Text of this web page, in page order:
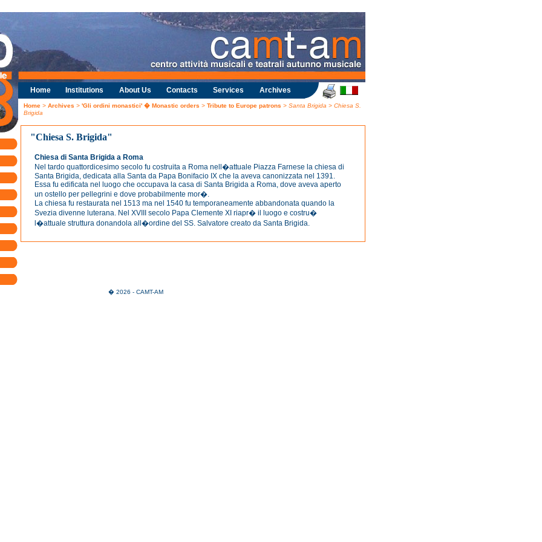
Home Institutions About Us Contacts Services Archives
Home > Archives > 'Gli ordini monastici' � Monastic orders > Tribute to Europe patrons > Santa Brigida > Chiesa S.
Brigida
"Chiesa S. Brigida"
Chiesa di Santa Brigida a Roma
Nel tardo quattordicesimo secolo fu costruita a Roma nell�attuale Piazza Farnese la chiesa di
Santa Brigida, dedicata alla Santa da Papa Bonifacio IX che la aveva canonizzata nel 1391.
Essa fu edificata nel luogo che occupava la casa di Santa Brigida a Roma, dove aveva aperto
un ostello per pellegrini e dove probabilmente mor�.
La chiesa fu restaurata nel 1513 ma nel 1540 fu temporaneamente abbandonata quando la
Svezia divenne luterana. Nel XVIII secolo Papa Clemente XI riapr� il luogo e costru�
l�attuale struttura donandola all�ordine del SS. Salvatore creato da Santa Brigida.
� 2026 - CAMT-AM